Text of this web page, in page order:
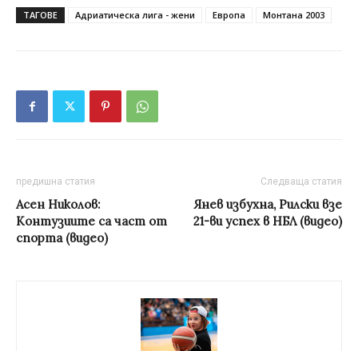
ТАГОВЕ Адриатическа лига - жени Европа Монтана 2003
предишна статия
Асен Николов:
Контузиите са част от
спорта (видео)
Следваща статия
Янев избухна, Рилски взе
21-ви успех в НБЛ (видео)